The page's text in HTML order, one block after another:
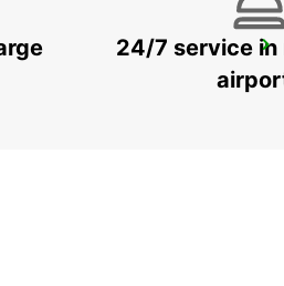
PARIS GARE DE LYON RAILWAY STATION
24/7 service in